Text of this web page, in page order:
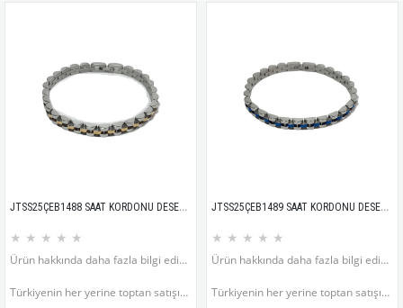
JTSS25ÇEB1488 SAAT KORDONU DESEN KÜNYE MODEL GÜMÜŞ GRİ GOLD RENK PASLANMAZ RENK ATMAZ 316L JANTİ ÇELİK BİLEKLİK
★ ★ ★ ★ ★
Ürün hakkında daha fazla bilgi edinmek için ürün fotoğrafının sol altında bulunan ürün açıklama bölümünü inceleyiniz.
Türkiyenin her yerine toptan satışımız vardır.
JTSS25ÇEB1489 SAAT KORDONU DESEN KÜNYE MODEL MAVİ RENK PASLANMAZ RENK ATMAZ 316L JANTİ ÇELİK BİLEKLİK
★ ★ ★ ★ ★
Ürün hakkında daha fazla bilgi edinmek için ürün fotoğrafının sol altında bulunan ürün açıklama bölümünü inceleyiniz.
Türkiyenin her yerine toptan satışımız vardır.